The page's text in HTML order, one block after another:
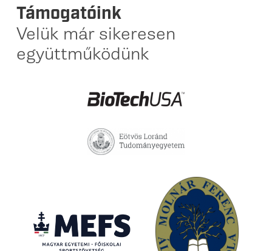
Támogatóink
Velük már sikeresen
együttműködünk